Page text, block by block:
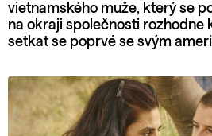
vietnamského muže, který se
na okraji společnosti rozhodne
setkat se poprvé se svým